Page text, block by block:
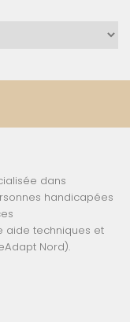
dans
handicapées
aide techniques et
Nord).